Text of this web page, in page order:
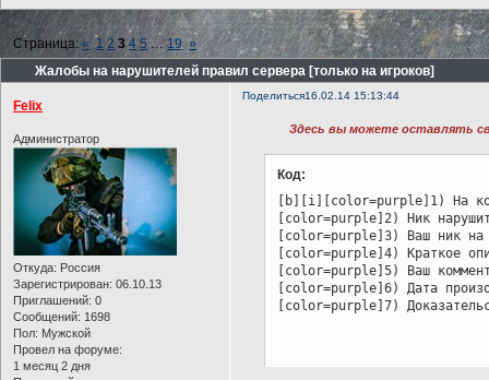
Жалобы на нарушителей правил сервера [только на игроков]
Страница:« 1 2 3 4 5 … 19 »
Поделиться16.02.14 15:13:44
Felix
Администратор
Откуда: Россия
Зарегистрирован: 06.10.13
Приглашений: 0
Сообщений: 1698
Пол: Мужской
Провел на форуме:
1 месяц 2 дня
Здесь вы можете оставлять
Код:
[b][i][color=purple]1) На
[color=purple]2) Ник
[color=purple]3) Ваш ник
[color=purple]4) Краткое
[color=purple]5) Ваш
[color=purple]6) Дата
[color=purple]7)